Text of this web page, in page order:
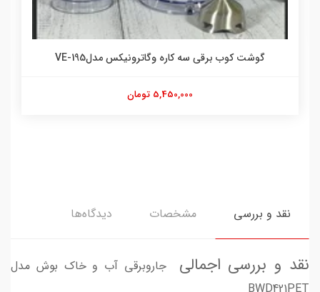
گوشت کوب برقی سه کاره وگاترونیکس مدلVE-195
5,450,000 تومان
نقد و بررسی مشخصات دیدگاه‌ها
نقد و بررسی اجمالی جاروبرقی آب و خاک بوش مدل